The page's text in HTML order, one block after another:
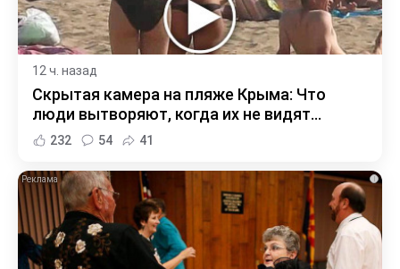
12 ч. назад
Скрытая камера на пляже Крыма: Что
люди вытворяют, когда их не видят...
232 54 41
i